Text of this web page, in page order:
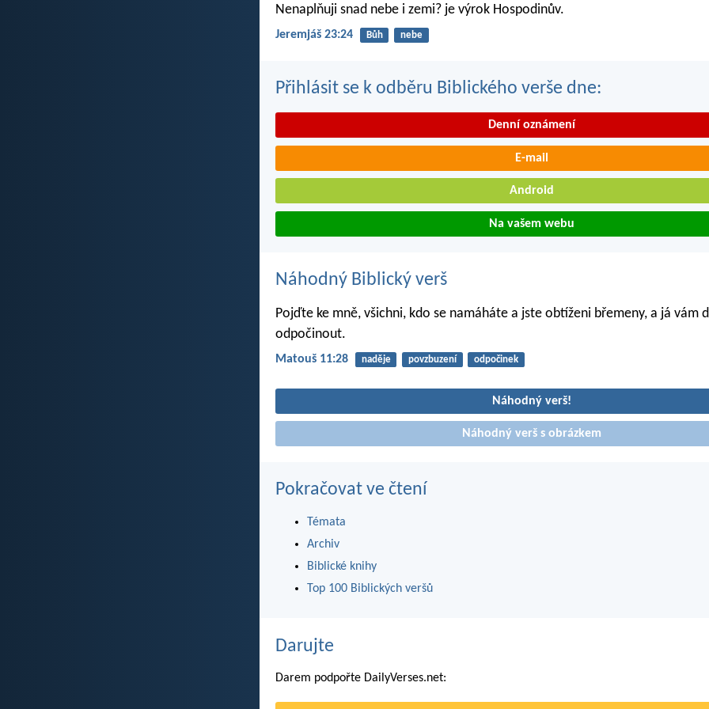
Nenaplňuji snad nebe i zemi? je výrok Hospodinův.
Jeremjáš 23:24 Bůh nebe
Přihlásit se k odběru Biblického verše dne:
Denní oznámení
E-mail
Android
Na vašem webu
Náhodný Biblický verš
Pojďte ke mně, všichni, kdo se namáháte a jste obtíženi břemeny, a já vám
odpočinout.
Matouš 11:28 naděje povzbuzení odpočinek
Náhodný verš!
Náhodný verš s obrázkem
Pokračovat ve čtení
Témata
Archiv
Biblické knihy
Top 100 Biblických veršů
Darujte
Darem podpořte DailyVerses.net: